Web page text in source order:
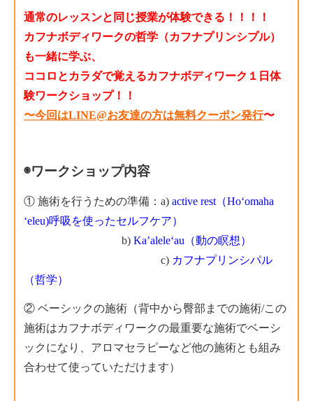
通常のレッスンと同じ授業が体験できる！！！！
カフナボディワークの哲学（カフナプリンシプル）
も一緒に学ぶ、
ココロとカラダで覚えるカフナボディワーク１日体
験ワークショップ！！
〜今回はLINE@お友達の方は無料クーポン発行〜
◉ワークショップ内容
① 施術を行うための準備：a) active rest（Hoʻomaha
ʻeleu)呼吸を使ったセルフケア）
b) Ka’aleleʻau（動の瞑想）
c) カフナプリンシパル
（哲学）
② ベーシックの施術（背中から臀部までの施術/この
施術はカフナボディワークの最重要な施術でベーシ
ックになり、アロマセラピーなど他の施術とも組み
合わせて使っていただけます）